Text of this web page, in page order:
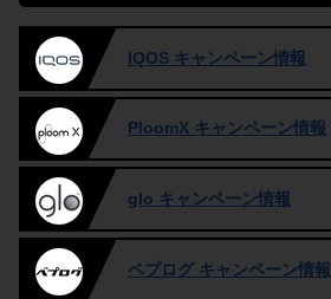
IQOS キャンペーン情報
PloomX キャンペーン情報
glo キャンペーン情報
ベプログ キャンペーン情報